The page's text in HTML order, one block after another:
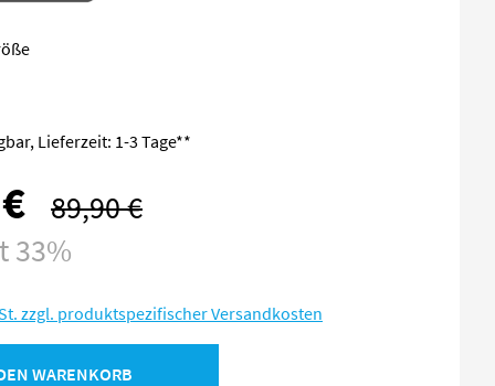
Lieferzeit: 1-3 Tage**
Regulärer Preis:
89,90 €
33%
zzgl. produktspezifischer Versandkosten
WARENKORB